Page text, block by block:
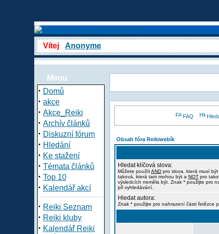
Vítej Anonyme
Menu
· Domů
· akce
· Akce_Reiki
· Archív článků
· Diskuzní fórum
· Hledání
· Ke stažení
· Témata článků
· Top 10
· Kalendář akcí
· Reiki Seznam
· Reiki kluby
· Kalendář Reiki
FAQ
Obsah fóra Reikiwebík
Hledat klíčová slova:
Můžete použítAND pro slova, která musí
taková, která tam mohou být a NOT pro
výsledcích neměla být. Znak * použijte pro
při vyhledávání.
Hledat autora:
Znak * použijte pro nahrazení části řetězce